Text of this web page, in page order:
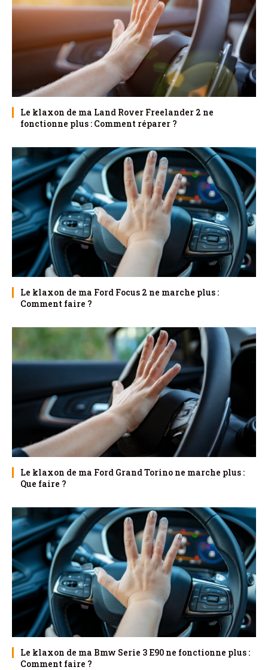
Le klaxon de ma Land Rover Freelander 2 ne
fonctionne plus : Comment réparer ?
Le klaxon de ma Ford Focus 2 ne marche plus :
Comment faire ?
Le klaxon de ma Ford Grand Torino ne marche plus :
Que faire ?
Le klaxon de ma Bmw Serie 3 E90 ne fonctionne plus :
Comment faire ?